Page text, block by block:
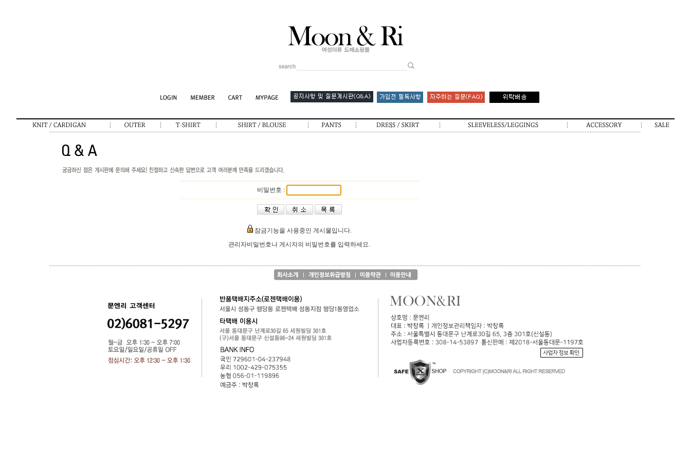
비밀번호 :
잠금기능을 사용중인 게시물입니다.
관리자비밀번호나 게시자의 비밀번호를 입력하세요.